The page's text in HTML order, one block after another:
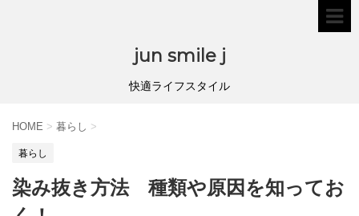
jun smile j
快適ライフスタイル
HOME > 暮らし >
暮らし
染み抜き方法 種類や原因を知ってお